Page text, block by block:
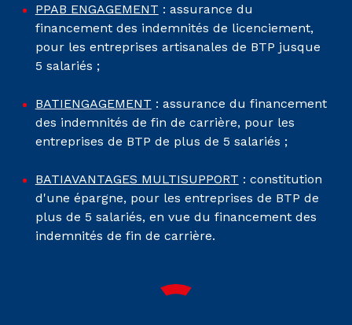
PPAB ENGAGEMENT : assurance du
financement des indemnités de licenciement,
pour les entreprises artisanales de BTP jusque
5 salariés ;
BATIENGAGEMENT : assurance du financement
des indemnités de fin de carrière, pour les
entreprises de BTP de plus de 5 salariés ;
BATIAVANTAGES MULTISUPPORT : constitution
d'une épargne, pour les entreprises de BTP de
plus de 5 salariés, en vue du financement des
indemnités de fin de carrière.